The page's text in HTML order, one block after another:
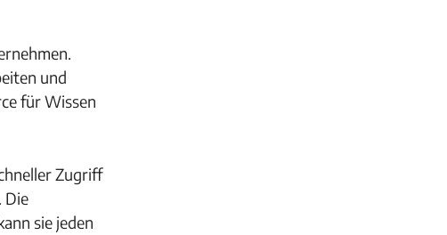
und
für Wissen
Zugriff
Die
sie jeden